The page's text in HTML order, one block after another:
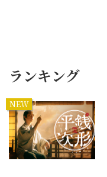
ランキング
NEW